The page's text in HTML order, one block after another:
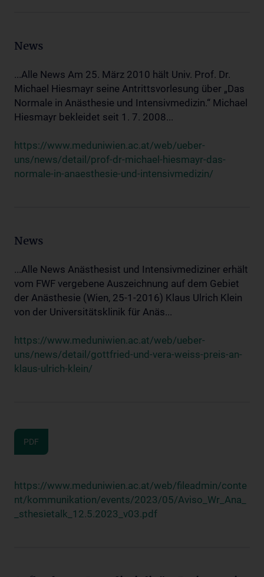
News
...Alle News Am 25. März 2010 hält Univ. Prof. Dr.
Michael Hiesmayr seine Antrittsvorlesung über „Das
Normale in Anästhesie und Intensivmedizin.“ Michael
Hiesmayr bekleidet seit 1. 7. 2008...
https://www.meduniwien.ac.at/web/ueber-
uns/news/detail/prof-dr-michael-hiesmayr-das-
normale-in-anaesthesie-und-intensivmedizin/
News
...Alle News Anästhesist und Intensivmediziner erhält
vom FWF vergebene Auszeichnung auf dem Gebiet
der Anästhesie (Wien, 25-1-2016) Klaus Ulrich Klein
von der Universitätsklinik für Anäs...
https://www.meduniwien.ac.at/web/ueber-
uns/news/detail/gottfried-und-vera-weiss-preis-an-
klaus-ulrich-klein/
PDF
https://www.meduniwien.ac.at/web/fileadmin/conte
nt/kommunikation/events/2023/05/Aviso_Wr_Ana_
_sthesietalk_12.5.2023_v03.pdf